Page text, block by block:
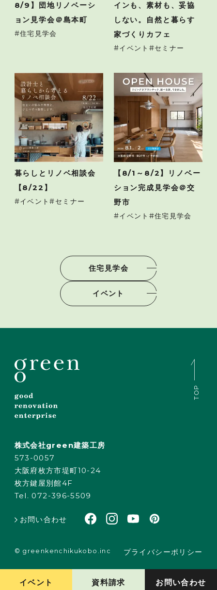
8/9】団地リノベーシ
ョン見学会＠島本町
住宅見学会
インも、素材も、妥協
しない。自然と暮らす
家づくりカフェ
イベント セミナー
暮らしとリノベ相談会
【8/22】
イベント セミナー
【8/1～8/2】リノベー
ション完成見学会＠交
野市
イベント 住宅見学会
住宅見学会
イベント
イベント 資料請求 お問い合わせ
株式会社green建築工房
573-0057
大阪府枚方市堤町10-24
枚方鍵屋別館4F
Tel. 072-396-5509
お問い合わせ
© greenkenchikukobo.inc プライバシーポリシー
TOP